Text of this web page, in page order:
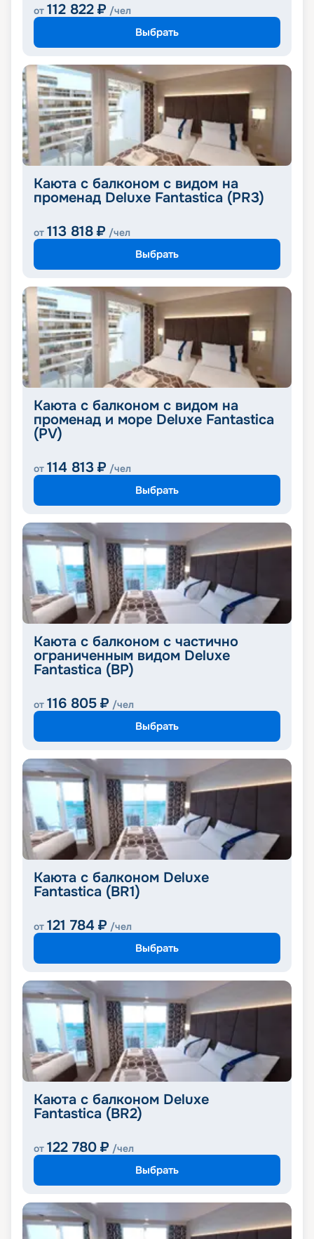
от 112 822 ₽ /чел
Выбрать
Каюта с балконом с видом на
променад Deluxe Fantastica (PR3)
от 113 818 ₽ /чел
Выбрать
Каюта с балконом с видом на
променад и море Deluxe Fantastica
(PV)
от 114 813 ₽ /чел
Выбрать
Каюта с балконом с частично
ограниченным видом Deluxe
Fantastica (BP)
от 116 805 ₽ /чел
Выбрать
Каюта с балконом Deluxe
Fantastica (BR1)
от 121 784 ₽ /чел
Выбрать
Каюта с балконом Deluxe
Fantastica (BR2)
от 122 780 ₽ /чел
Выбрать